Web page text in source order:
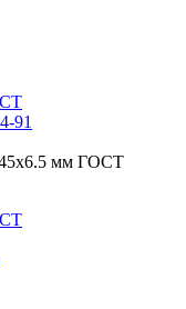
91
мм ГОСТ